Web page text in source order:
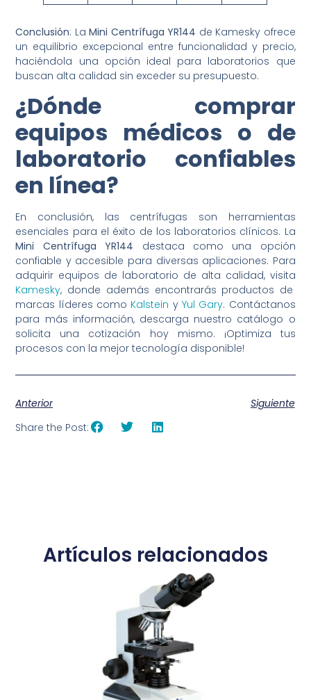
Conclusión: LaMini Centrífuga YR144 de Kamesky ofrece
un equilibrio excepcional entre funcionalidad y precio,
haciéndola una opción ideal para laboratorios que
buscan alta calidad sin exceder su presupuesto.
¿Dónde comprar
equipos médicos o de
laboratorio confiables
en línea?
En conclusión, las centrífugas son herramientas
esenciales para el éxito de los laboratorios clínicos. La
Mini Centrífuga YR144 destaca como una opción
confiable y accesible para diversas aplicaciones. Para
adquirir equipos de laboratorio de alta calidad, visita
Kamesky, donde además encontrarás productos de
marcas líderes como Kalstein yYul Gary. Contáctanos
para más información, descarga nuestro catálogo o
solicita una cotización hoy mismo. ¡Optimiza tus
procesos con la mejor tecnología disponible!
Anterior
Siguiente
Share the Post:
Artículos relacionados